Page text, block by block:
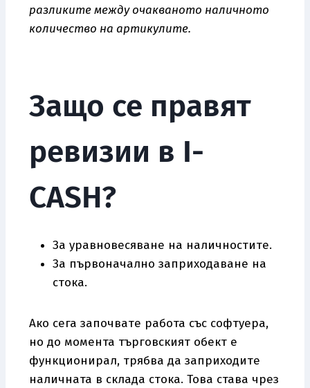
разликите между очакваното наличното
количество на артикулите.
Защо се правят
ревизии в I-
CASH?
За уравновесяване на наличностите.
За първоначално заприходаване на
стока.
Ако сега започвате работа със софтуера,
но до момента търговският обект е
функционирал, трябва да заприходите
наличната в склада стока. Това става чрез